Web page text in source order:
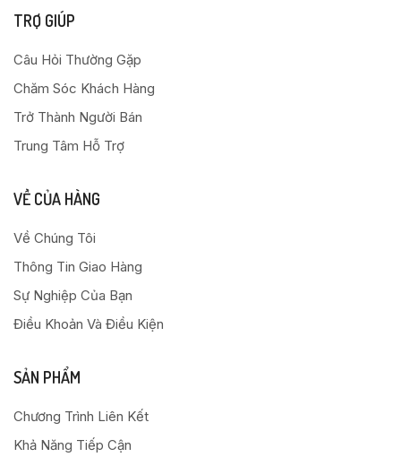
TRỢ GIÚP
Câu Hỏi Thường Gặp
Chăm Sóc Khách Hàng
Trở Thành Người Bán
Trung Tâm Hỗ Trợ
VỀ CỦA HÀNG
Về Chúng Tôi
Thông Tin Giao Hàng
Sự Nghiệp Của Bạn
Điều Khoản Và Điều Kiện
SẢN PHẨM
Chương Trình Liên Kết
Khả Năng Tiếp Cận